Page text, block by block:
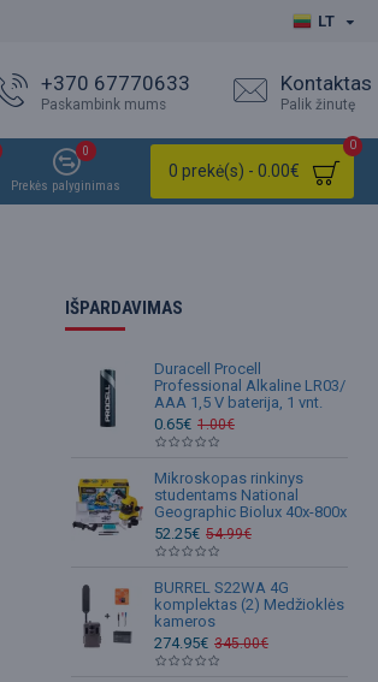
LT
+370 67770633
Paskambink mums
Kontaktas
Palik žinutę
Prekės palyginimas
0
0 prekė(s) - 0.00€
0
IŠPARDAVIMAS
Duracell Procell
Professional Alkaline LR03/
AAA 1,5 V baterija, 1 vnt.
0.65€ 1.00€
Mikroskopas rinkinys
studentams National
Geographic Biolux 40x-800x
52.25€ 54.99€
BURREL S22WA 4G
komplektas (2) Medžioklės
kameros
274.95€ 345.00€